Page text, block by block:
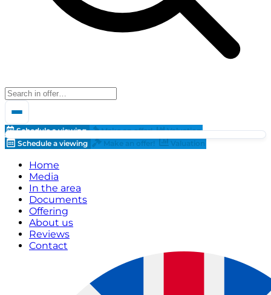
Schedule a viewing Make an offer!
Valuation
Schedule a viewing
Make an offer! Valuation
Home
Media
In the area
Documents
Offering
About us
Reviews
Contact